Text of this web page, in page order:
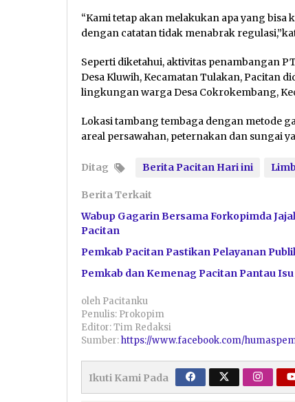
“Kami tetap akan melakukan apa yang
dengan catatan tidak menabrak
Seperti diketahui, aktivitas penambangan
Desa Kluwih, Kecamatan Tulakan, Pacitan
lingkungan warga Desa Cokrokembang,
Lokasi tambang tembaga dengan metode
areal persawahan, peternakan dan sungai
Ditag Berita Pacitan Hari ini
Berita Terkait
Wabup Gagarin Bersama Forkopimda
Pacitan
Pemkab Pacitan Pastikan Pelayanan
Pemkab dan Kemenag Pacitan Pantau
oleh Pacitanku
Penulis: Prokopim
Editor: Tim Redaksi
Sumber:https://www.facebook.com/
Ikuti Kami Pada